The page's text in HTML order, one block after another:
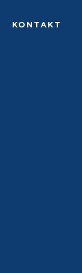
KONTAKT